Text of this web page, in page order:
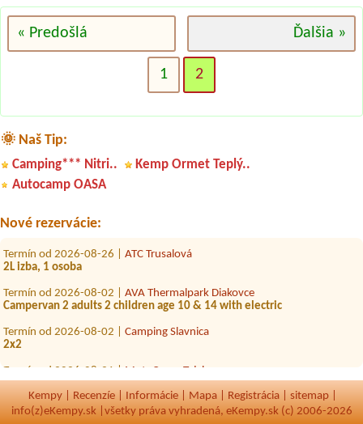
« Predošlá Ďalšia »
1 2
🌞 Naš Tip:
Camping*** Nitri..
Kemp Ormet Teplý..
Autocamp OASA
Nové rezervácie:
1x miesto pre stan a 2 osoby
Termín od 2026-08-07 |
1 miesto s el.pripojkov. 2 dospele osoby 1 dieta (2roky) 1 pes
Termín od 2026-08-26 | ATC Trusalová
2L izba, 1 osoba
Termín od 2026-08-02 | AVA Thermalpark Diakovce
Campervan 2 adults 2 children age 10 & 14 with electric
Termín od 2026-08-02 | Camping Slavnica
2x2
Termín od 2026-08-21 | MotoCamp Tajch
4L Chatka 4 osoby
Termín od 2026-08-02 |Autocamping Podlesok
Kempy Recenzíe Informácie Mapa Registrácia sitemap
info(z)eKempy.sk | všetky práva vyhradená, eKempy.sk (c) 2006-2026